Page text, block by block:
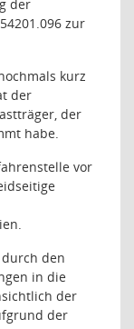
der
zur
kurz
der
der
habe.
vor
durch den
in die
der
der